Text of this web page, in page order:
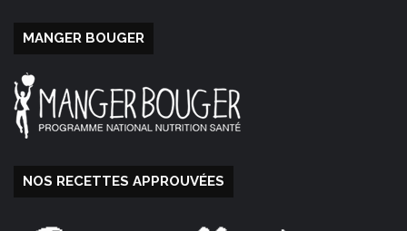
MANGER BOUGER
NOS RECETTES APPROUVÉES